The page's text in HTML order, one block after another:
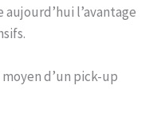
l’avantage
d’un pick-up